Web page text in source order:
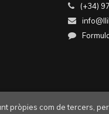
(+34)
pròpies com de tercers,